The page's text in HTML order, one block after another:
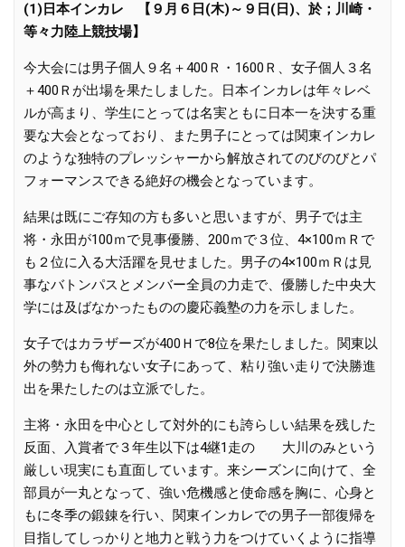
(1)日本インカレ 【９月６日(木)～９日(日)、於；川崎・
等々力陸上競技場】
今大会には男子個人９名＋400Ｒ・1600Ｒ、女子個人３名
＋400Ｒが出場を果たしました。日本インカレは年々レベ
ルが高まり、学生にとっては名実ともに日本一を決する重
要な大会となっており、また男子にとっては関東インカレ
のような独特のプレッシャーから解放されてのびのびとパ
フォーマンスできる絶好の機会となっています。
結果は既にご存知の方も多いと思いますが、男子では主
将・永田が100ｍで見事優勝、200ｍで３位、4×100ｍＲで
も２位に入る大活躍を見せました。男子の4×100ｍＲは見
事なバトンパスとメンバー全員の力走で、優勝した中央大
学には及ばなかったものの慶応義塾の力を示しました。
女子ではカラザーズが400Ｈで8位を果たしました。関東以
外の勢力も侮れない女子にあって、粘り強い走りで決勝進
出を果たしたのは立派でした。
主将・永田を中心として対外的にも誇らしい結果を残した
反面、入賞者で３年生以下は4継1走の 大川のみという
厳しい現実にも直面しています。来シーズンに向けて、全
部員が一丸となって、強い危機感と使命感を胸に、心身と
もに冬季の鍛錬を行い、関東インカレでの男子一部復帰を
目指してしっかりと地力と戦う力をつけていくように指導